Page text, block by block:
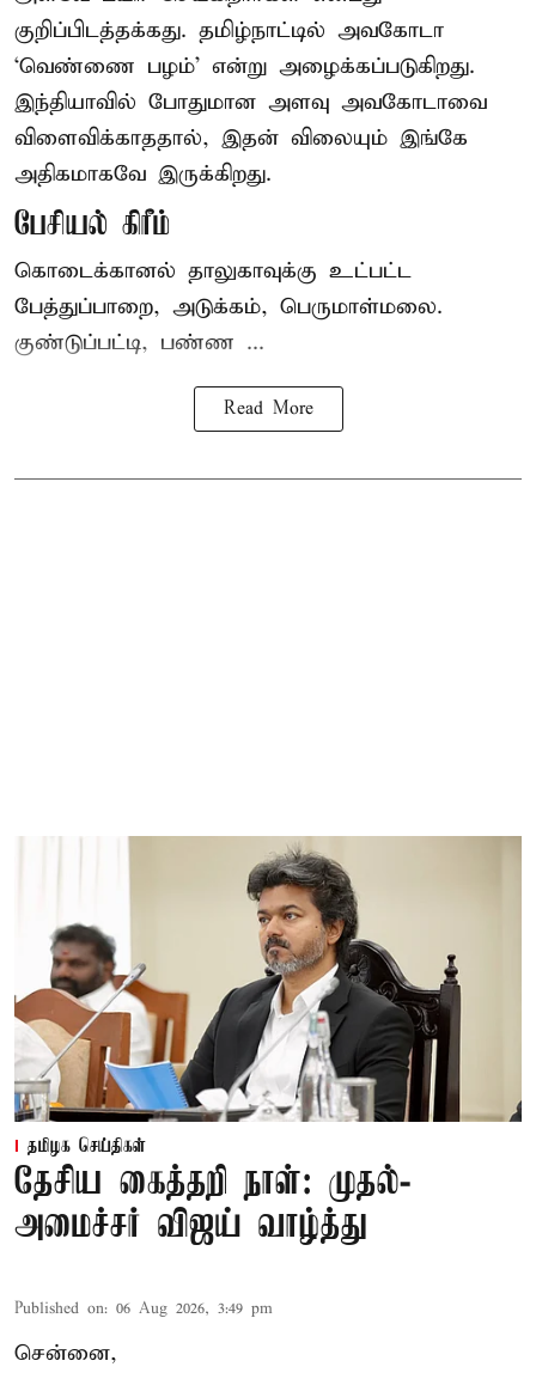
குறிப்பிடத்தக்கது. தமிழ்நாட்டில் அவகோடா
‘வெண்ணை பழம்’ என்று அழைக்கப்படுகிறது.
இந்தியாவில் போதுமான அளவு அவகோடாவை
விளைவிக்காததால், இதன் விலையும் இங்கே
அதிகமாகவே இருக்கிறது.
பேசியல் கிரீம்
கொடைக்கானல் தாலுகாவுக்கு உட்பட்ட
பேத்துப்பாறை, அடுக்கம், பெருமாள்மலை.
குண்டுப்பட்டி, பண்ண ...
Read More
தமிழக செய்திகள்
தேசிய கைத்தறி நாள்: முதல்-
அமைச்சர் விஜய் வாழ்த்து
Published on: 06 Aug 2026, 3:49 pm
சென்னை,